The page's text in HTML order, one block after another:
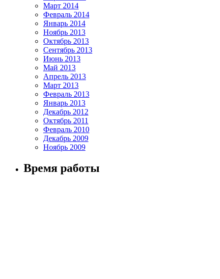
Март 2014
Февраль 2014
Январь 2014
Ноябрь 2013
Октябрь 2013
Сентябрь 2013
Июнь 2013
Май 2013
Апрель 2013
Март 2013
Февраль 2013
Январь 2013
Декабрь 2012
Октябрь 2011
Февраль 2010
Декабрь 2009
Ноябрь 2009
Время работы